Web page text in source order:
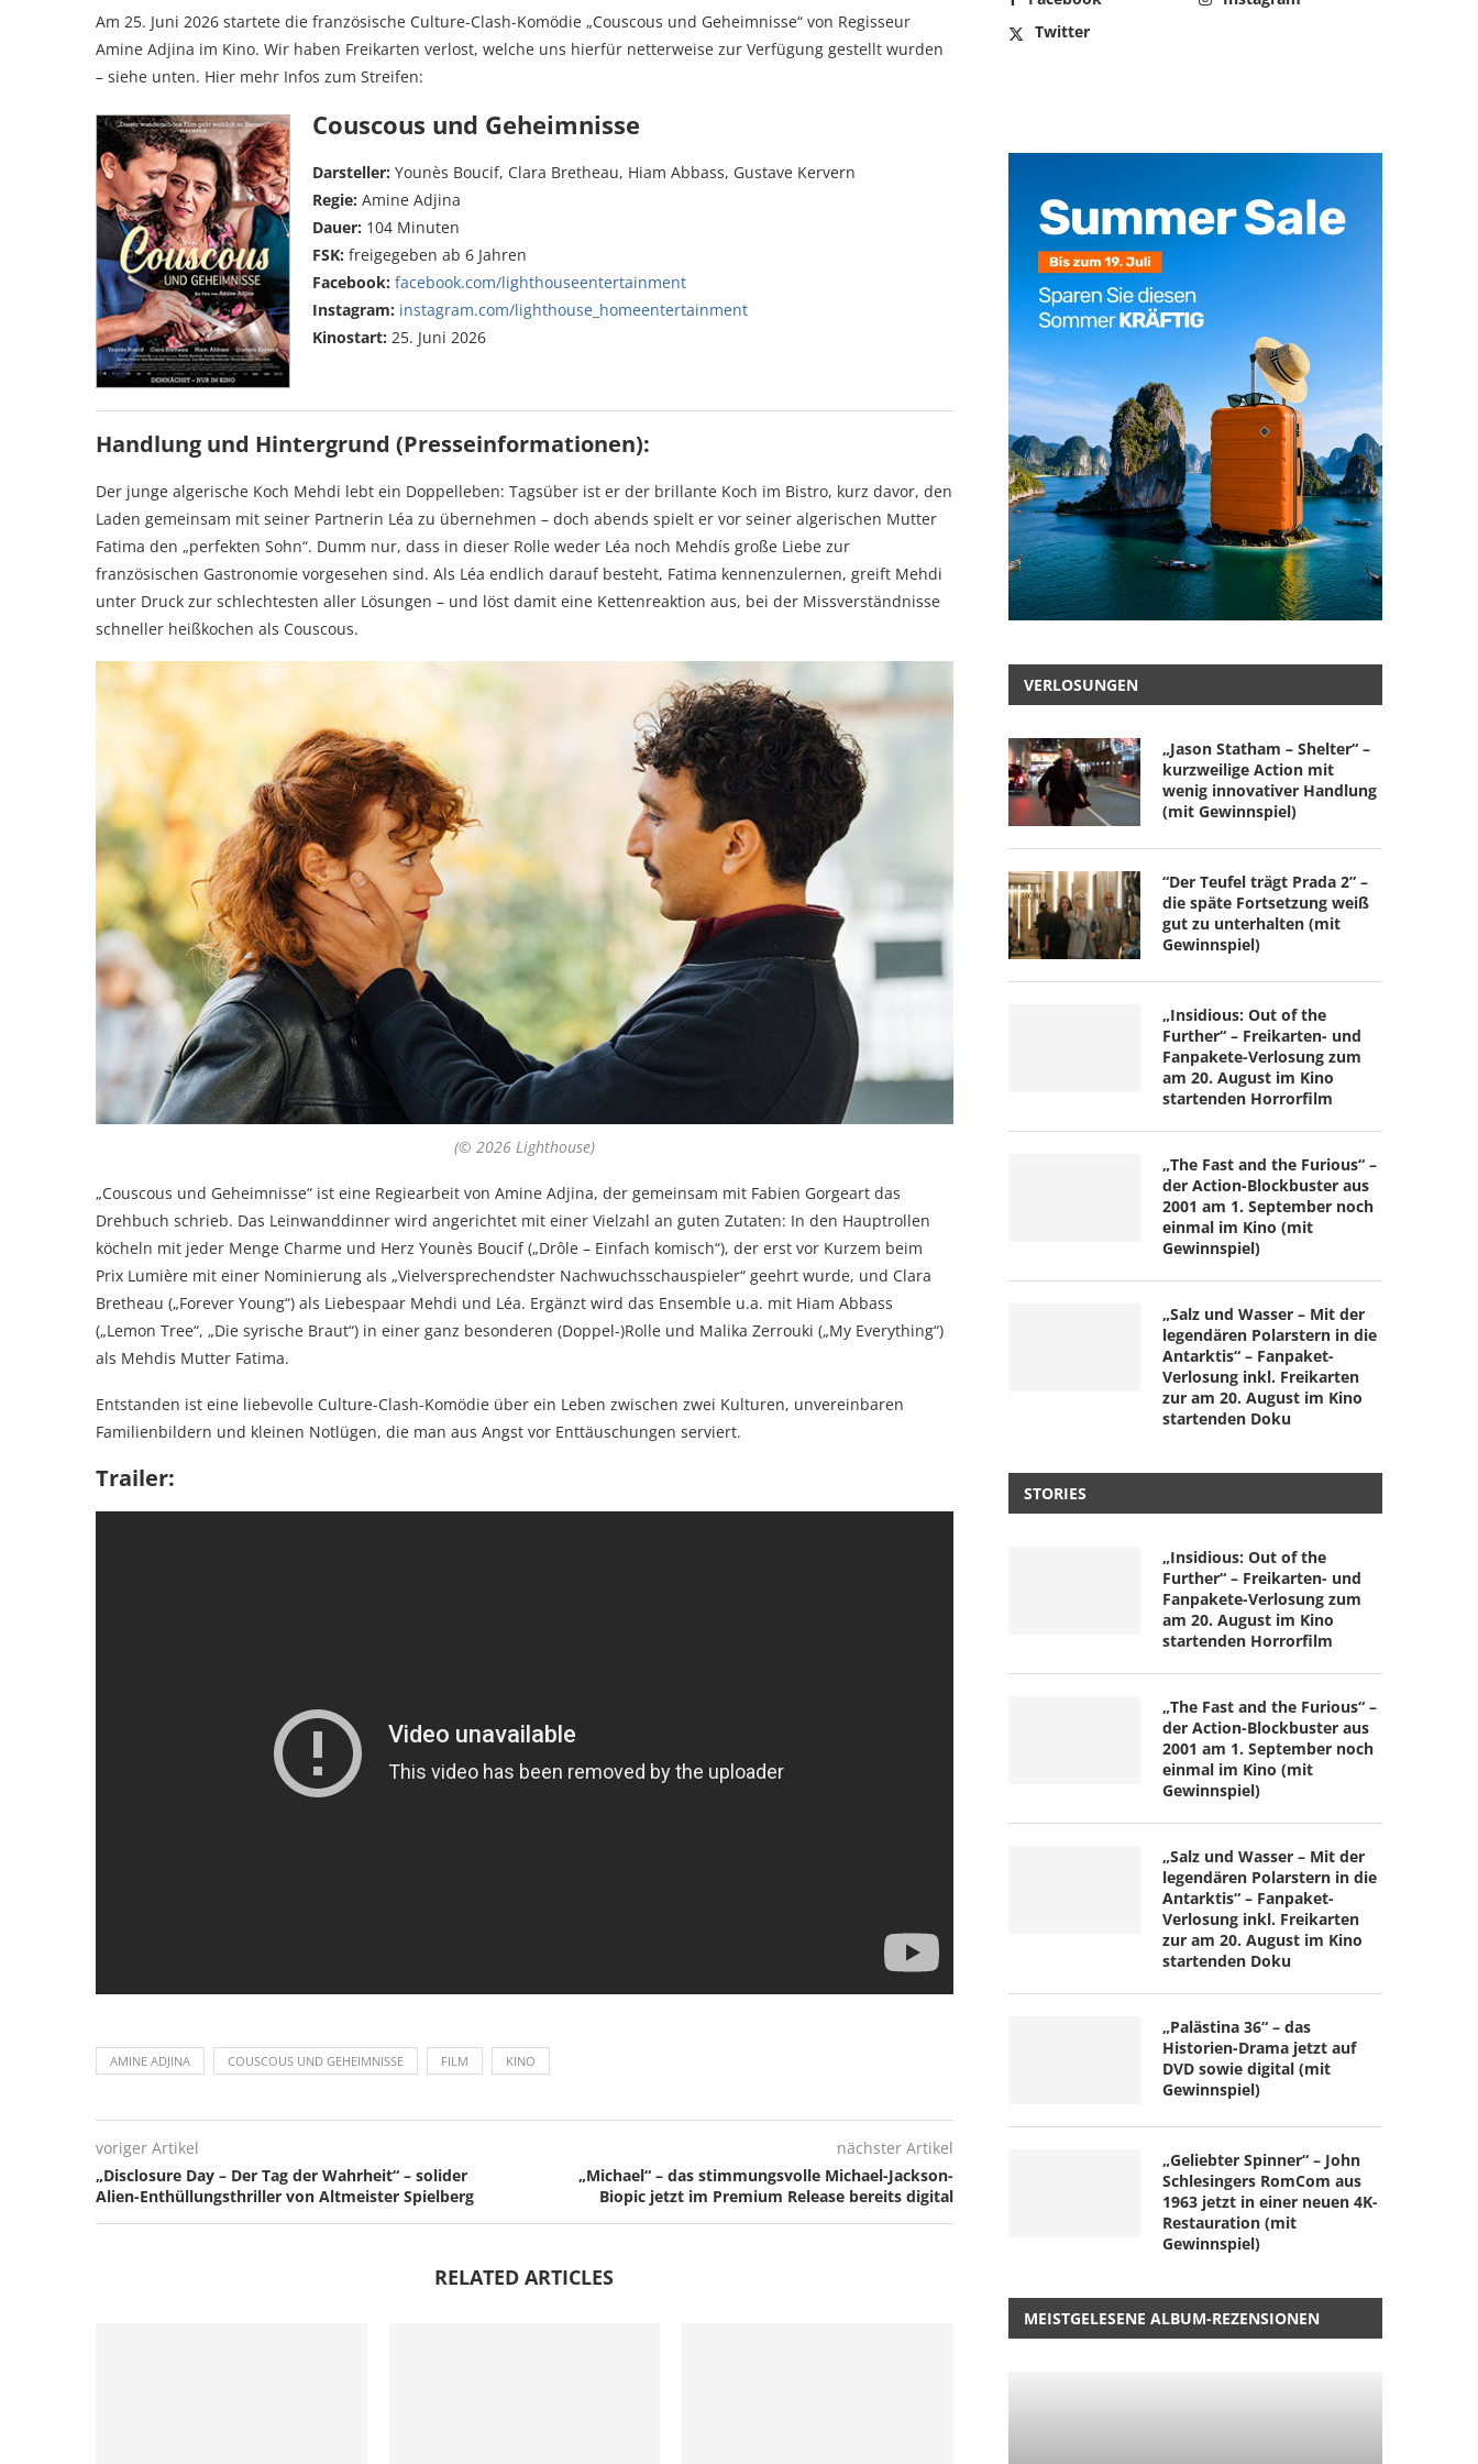
Am 25. Juni 2026 startete die französische Culture-Clash-Komödie „Couscous und Geheimnisse“ von Regisseur
Amine Adjina im Kino. Wir haben Freikarten verlost, welche uns hierfür netterweise zur Verfügung gestellt wurden
– siehe unten. Hier mehr Infos zum Streifen:
Couscous und Geheimnisse
Darsteller: Younès Boucif, Clara Bretheau, Hiam Abbass, Gustave Kervern
Regie: Amine Adjina
Dauer: 104 Minuten
FSK: freigegeben ab 6 Jahren
Facebook: facebook.com/lighthouseentertainment
Instagram: instagram.com/lighthouse_homeentertainment
Kinostart: 25. Juni 2026
Handlung und Hintergrund (Presseinformationen):
Der junge algerische Koch Mehdi lebt ein Doppelleben: Tagsüber ist er der brillante Koch im Bistro, kurz davor, den
Laden gemeinsam mit seiner Partnerin Léa zu übernehmen – doch abends spielt er vor seiner algerischen Mutter
Fatima den „perfekten Sohn“. Dumm nur, dass in dieser Rolle weder Léa noch Mehdís große Liebe zur
französischen Gastronomie vorgesehen sind. Als Léa endlich darauf besteht, Fatima kennenzulernen, greift Mehdi
unter Druck zur schlechtesten aller Lösungen – und löst damit eine Kettenreaktion aus, bei der Missverständnisse
schneller heißkochen als Couscous.
(© 2026 Lighthouse)
„Couscous und Geheimnisse“ ist eine Regiearbeit von Amine Adjina, der gemeinsam mit Fabien Gorgeart das
Drehbuch schrieb. Das Leinwanddinner wird angerichtet mit einer Vielzahl an guten Zutaten: In den Hauptrollen
köcheln mit jeder Menge Charme und Herz Younès Boucif („Drôle – Einfach komisch“), der erst vor Kurzem beim
Prix Lumière mit einer Nominierung als „Vielversprechendster Nachwuchsschauspieler“ geehrt wurde, und Clara
Bretheau („Forever Young“) als Liebespaar Mehdi und Léa. Ergänzt wird das Ensemble u.a. mit Hiam Abbass
(„Lemon Tree“, „Die syrische Braut“) in einer ganz besonderen (Doppel-)Rolle und Malika Zerrouki („My Everything“)
als Mehdis Mutter Fatima.
Entstanden ist eine liebevolle Culture-Clash-Komödie über ein Leben zwischen zwei Kulturen, unvereinbaren
Familienbildern und kleinen Notlügen, die man aus Angst vor Enttäuschungen serviert.
Trailer:
AMINE ADJINA COUSCOUS UND GEHEIMNISSE FILM KINO
voriger Artikel
„Disclosure Day – Der Tag der Wahrheit“ – solider
Alien-Enthüllungsthriller von Altmeister Spielberg
nächster Artikel
„Michael“ – das stimmungsvolle Michael-Jackson-
Biopic jetzt im Premium Release bereits digital
RELATED ARTICLES
Twitter
VERLOSUNGEN
„Jason Statham – Shelter“ –
kurzweilige Action mit
wenig innovativer Handlung
(mit Gewinnspiel)
“Der Teufel trägt Prada 2” –
die späte Fortsetzung weiß
gut zu unterhalten (mit
Gewinnspiel)
„Insidious: Out of the
Further“ – Freikarten- und
Fanpakete-Verlosung zum
am 20. August im Kino
startenden Horrorfilm
„The Fast and the Furious“ –
der Action-Blockbuster aus
2001 am 1. September noch
einmal im Kino (mit
Gewinnspiel)
„Salz und Wasser – Mit der
legendären Polarstern in die
Antarktis“ – Fanpaket-
Verlosung inkl. Freikarten
zur am 20. August im Kino
startenden Doku
STORIES
„Insidious: Out of the
Further“ – Freikarten- und
Fanpakete-Verlosung zum
am 20. August im Kino
startenden Horrorfilm
„The Fast and the Furious“ –
der Action-Blockbuster aus
2001 am 1. September noch
einmal im Kino (mit
Gewinnspiel)
„Salz und Wasser – Mit der
legendären Polarstern in die
Antarktis“ – Fanpaket-
Verlosung inkl. Freikarten
zur am 20. August im Kino
startenden Doku
„Palästina 36“ – das
Historien-Drama jetzt auf
DVD sowie digital (mit
Gewinnspiel)
„Geliebter Spinner“ – John
Schlesingers RomCom aus
1963 jetzt in einer neuen 4K-
Restauration (mit
Gewinnspiel)
MEISTGELESENE ALBUM-REZENSIONEN